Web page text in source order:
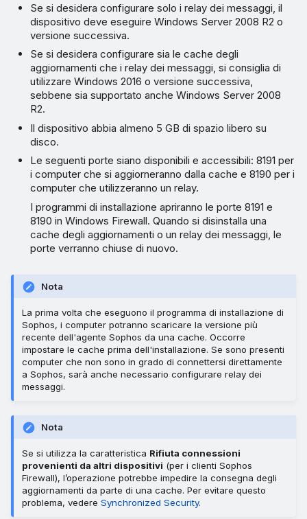
Se si desidera configurare solo i relay dei messaggi, il
dispositivo deve eseguire Windows Server 2008 R2 o
versione successiva.
Se si desidera configurare sia le cache degli
aggiornamenti che i relay dei messaggi, si consiglia di
utilizzare Windows 2016 o versione successiva,
sebbene sia supportato anche Windows Server 2008
R2.
Il dispositivo abbia almeno 5 GB di spazio libero su
disco.
Le seguenti porte siano disponibili e accessibili: 8191 per
i computer che si aggiorneranno dalla cache e 8190 per i
computer che utilizzeranno un relay.
I programmi di installazione apriranno le porte 8191 e
8190 in Windows Firewall. Quando si disinstalla una
cache degli aggiornamenti o un relay dei messaggi, le
porte verranno chiuse di nuovo.
Nota
La prima volta che eseguono il programma di installazione di
Sophos, i computer potranno scaricare la versione più
recente dell'agente Sophos da una cache. Occorre
impostare le cache prima dell'installazione. Se sono presenti
computer che non sono in grado di connettersi direttamente
a Sophos, sarà anche necessario configurare relay dei
messaggi.
Nota
Se si utilizza la caratteristica Rifiuta connessioni
provenienti da altri dispositivi (per i clienti Sophos
Firewall), l’operazione potrebbe impedire la consegna degli
aggiornamenti da parte di una cache. Per evitare questo
problema, vedere Synchronized Security.